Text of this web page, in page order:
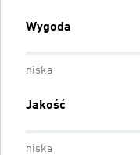
Wygoda
niska
Jakość
niska